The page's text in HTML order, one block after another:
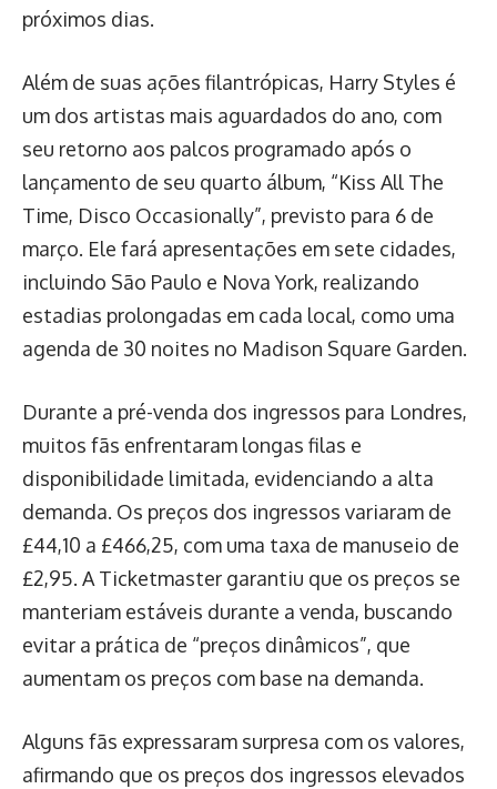
próximos dias.
Além de suas ações filantrópicas, Harry Styles é
um dos artistas mais aguardados do ano, com
seu retorno aos palcos programado após o
lançamento de seu quarto álbum, “Kiss All The
Time, Disco Occasionally”, previsto para 6 de
março. Ele fará apresentações em sete cidades,
incluindo São Paulo e Nova York, realizando
estadias prolongadas em cada local, como uma
agenda de 30 noites no Madison Square Garden.
Durante a pré-venda dos ingressos para Londres,
muitos fãs enfrentaram longas filas e
disponibilidade limitada, evidenciando a alta
demanda. Os preços dos ingressos variaram de
£44,10 a £466,25, com uma taxa de manuseio de
£2,95. A Ticketmaster garantiu que os preços se
manteriam estáveis durante a venda, buscando
evitar a prática de “preços dinâmicos”, que
aumentam os preços com base na demanda.
Alguns fãs expressaram surpresa com os valores,
afirmando que os preços dos ingressos elevados